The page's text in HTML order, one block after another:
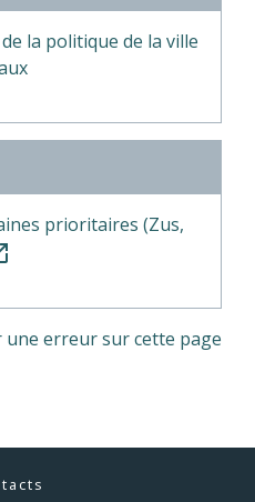
la politique de la ville
prioritaires (Zus,
une erreur sur cette page